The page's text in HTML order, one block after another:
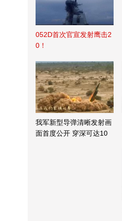
052D首次官宣发射鹰击2
0！
我军新型导弹清晰发射画
面首度公开 穿深可达10